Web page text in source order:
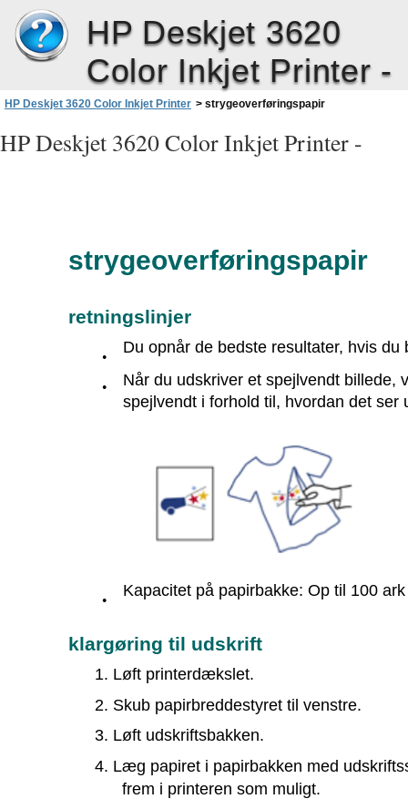
HP Deskjet 3620
Color Inkjet Printer -
HP Deskjet 3620 Color Inkjet Printer > strygeoverføringspapir
HP Deskjet 3620 Color Inkjet Printer -
strygeoverføringspapir
retningslinjer
●
Du opnår de bedste resultater, hvis
●
Når du udskriver et spejlvendt billede,
spejlvendt i forhold til, hvordan det
●
Kapacitet på papirbakke: Op til 100 ark
klargøring til udskrift
1. Løft printerdækslet.
2. Skub papirbreddestyret til venstre.
3. Løft udskriftsbakken.
4. Læg papiret i papirbakken med
frem i printeren som muligt.